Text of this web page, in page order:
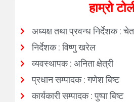
हाम्रो
अध्यक्ष तथा प्रवन्ध निर्देशक :
निर्देशक : विष्णु खरेल
व्यवस्थापक : अनिता क्षेत्री
प्रधान सम्पादक : गणेश बिष्ट
कार्यकारी सम्पादक : पुष्पा बिष्ट